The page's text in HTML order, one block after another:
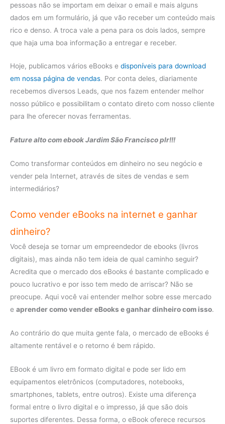
pessoas não se importam em deixar o email e mais alguns
dados em um formulário, já que vão receber um conteúdo mais
rico e denso. A troca vale a pena para os dois lados, sempre
que haja uma boa informação a entregar e receber.
Hoje, publicamos vários eBooks e disponíveis para download
em nossa página de vendas. Por conta deles, diariamente
recebemos diversos Leads, que nos fazem entender melhor
nosso público e possibilitam o contato direto com nosso cliente
para lhe oferecer novas ferramentas.
Fature alto com ebook Jardim São Francisco plr!!!
Como transformar conteúdos em dinheiro no seu negócio e
vender pela Internet, através de sites de vendas e sem
intermediários?
Como vender eBooks na internet e ganhar
dinheiro?
Você deseja se tornar um empreendedor de ebooks (livros
digitais), mas ainda não tem ideia de qual caminho seguir?
Acredita que o mercado dos eBooks é bastante complicado e
pouco lucrativo e por isso tem medo de arriscar? Não se
preocupe. Aqui você vai entender melhor sobre esse mercado
e aprender como vender eBooks e ganhar dinheiro com isso.
Ao contrário do que muita gente fala, o mercado de eBooks é
altamente rentável e o retorno é bem rápido.
EBook é um livro em formato digital e pode ser lido em
equipamentos eletrônicos (computadores, notebooks,
smartphones, tablets, entre outros). Existe uma diferença
formal entre o livro digital e o impresso, já que são dois
suportes diferentes. Dessa forma, o eBook oferece recursos